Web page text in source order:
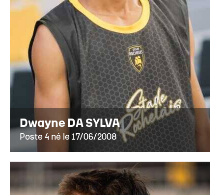
Dwayne DA SYLVA
Poste 4 né le 17/06/2008